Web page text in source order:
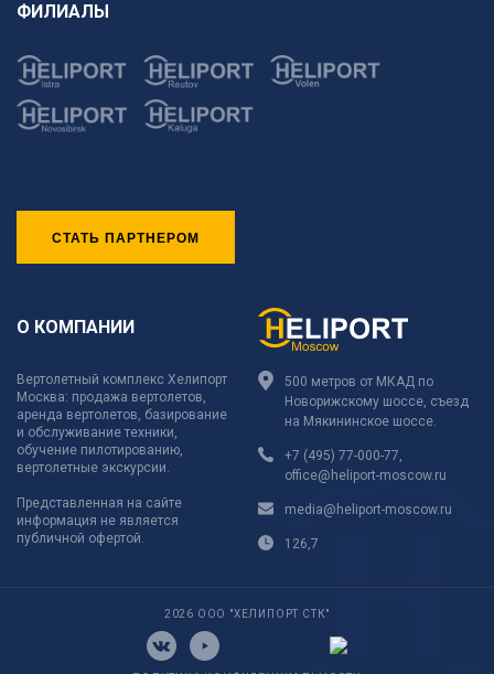
ФИЛИАЛЫ
СТАТЬ ПАРТНЕРОМ
О КОМПАНИИ
Вертолетный комплекс Хелипорт
Москва: продажа вертолетов,
аренда вертолетов, базирование
и обслуживание техники,
обучение пилотированию,
вертолетные экскурсии.
Представленная на сайте
информация не является
публичной офертой.
500 метров от МКАД по
Новорижскому шоссе, съезд
на Мякининское шоссе.
+7 (495) 77-000-77
office@heliport-moscow.ru
media@heliport-moscow.ru
126,7
2026 ООО "ХЕЛИПОРТ СТК"